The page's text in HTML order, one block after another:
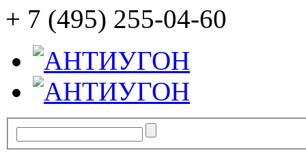
+ 7 (495) 255-04-60